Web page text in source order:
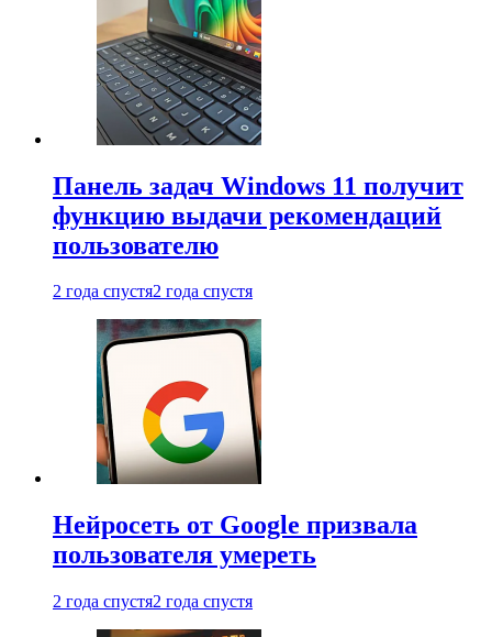
Панель задач Windows 11 получит
функцию выдачи рекомендаций
пользователю
2 года спустя2 года спустя
Нейросеть от Google призвала
пользователя умереть
2 года спустя2 года спустя